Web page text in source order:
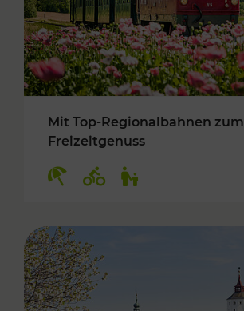
Mit Top-Regionalbahnen zum
Freizeitgenuss